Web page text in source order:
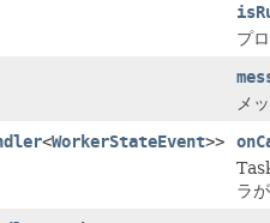
プ
メ
<WorkerStateEvent>>
ラ